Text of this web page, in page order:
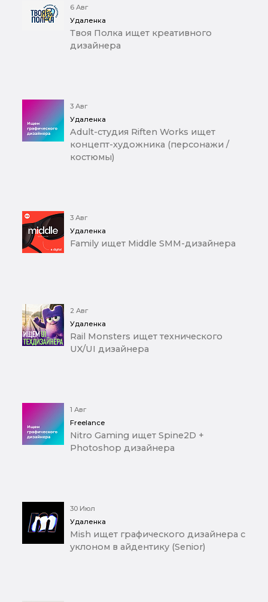
6 Авг
Удаленка
Твоя Полка ищет креативного
дизайнера
3 Авг
Удаленка
Adult-студия Riften Works ищет
концепт-художника (персонажи /
костюмы)
3 Авг
Удаленка
Family ищет Middle SMM-дизайнера
2 Авг
Удаленка
Rail Monsters ищет технического
UX/UI дизайнера
1 Авг
Freelance
Nitro Gaming ищет Spine2D +
Photoshop дизайнера
30 Июл
Удаленка
Mish ищет графического дизайнера с
уклоном в айдентику (Senior)